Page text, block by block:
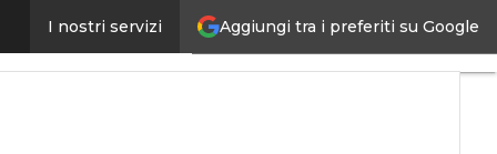
Aggiungi tra i preferiti su Google
I nostri servizi